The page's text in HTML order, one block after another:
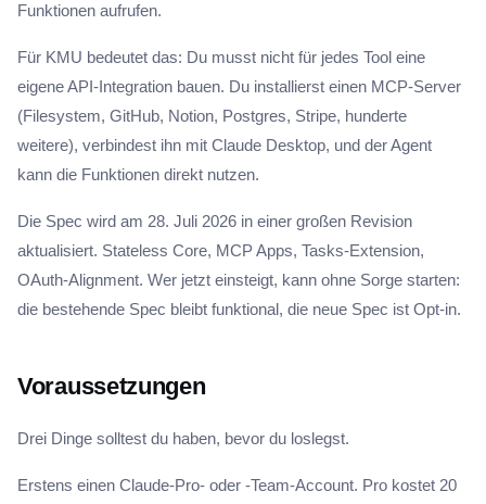
Funktionen aufrufen.
Für KMU bedeutet das: Du musst nicht für jedes Tool eine
eigene API-Integration bauen. Du installierst einen MCP-Server
(Filesystem, GitHub, Notion, Postgres, Stripe, hunderte
weitere), verbindest ihn mit Claude Desktop, und der Agent
kann die Funktionen direkt nutzen.
Die Spec wird am 28. Juli 2026 in einer großen Revision
aktualisiert. Stateless Core, MCP Apps, Tasks-Extension,
OAuth-Alignment. Wer jetzt einsteigt, kann ohne Sorge starten:
die bestehende Spec bleibt funktional, die neue Spec ist Opt-in.
Voraussetzungen
Drei Dinge solltest du haben, bevor du loslegst.
Erstens einen Claude-Pro- oder -Team-Account. Pro kostet 20